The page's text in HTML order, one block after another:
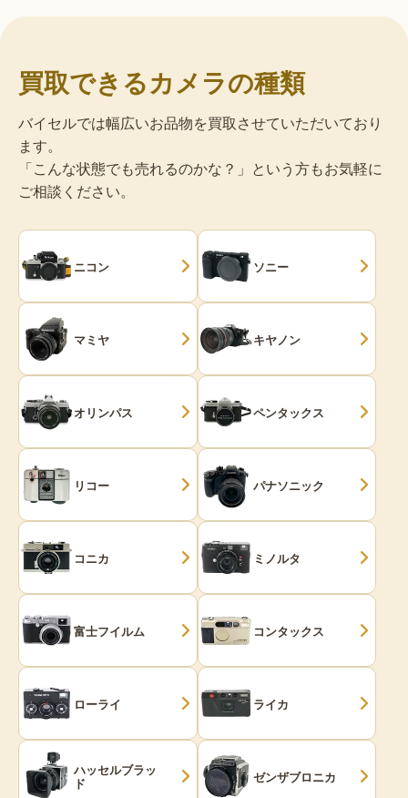
買取できるカメラの種類
バイセルでは幅広いお品物を買取させていただいており
ます。
「こんな状態でも売れるのかな？」という方もお気軽に
ご相談ください。
ニコン ソニー
マミヤ キヤノン
オリンパス ペンタックス
リコー パナソニック
コニカ ミノルタ
富士フイルム コンタックス
ローライ ライカ
ハッセルブラッ
ド ゼンザブロニカ